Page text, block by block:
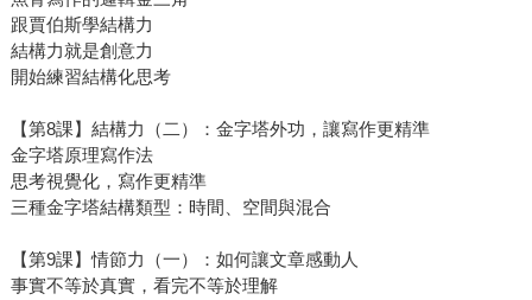
跟賈伯斯學結構力
結構力就是創意力
開始練習結構化思考
【第8課】結構力（二）：金字塔外功，讓寫作更精準
金字塔原理寫作法
思考視覺化，寫作更精準
三種金字塔結構類型：時間、空間與混合
【第9課】情節力（一）：如何讓文章感動人
事實不等於真實，看完不等於理解